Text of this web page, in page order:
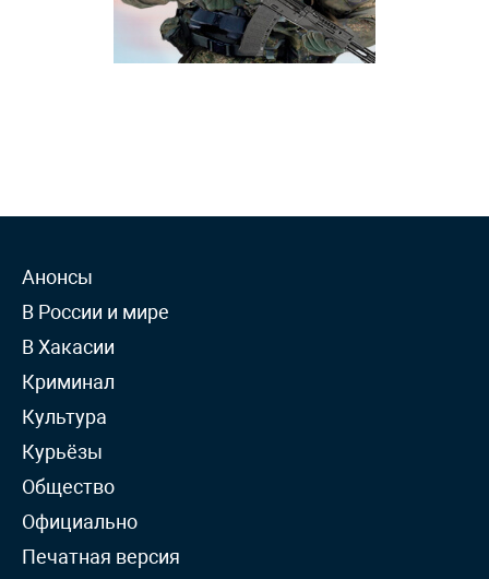
Анонсы
В России и мире
В Хакасии
Криминал
Культура
Курьёзы
Общество
Официально
Печатная версия